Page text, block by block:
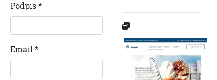
Podpis*
Email *